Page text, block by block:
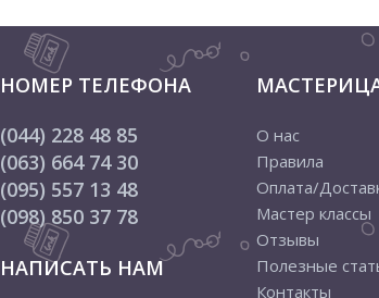
НОМЕР ТЕЛЕФОНА
(044) 228 48 85
(063) 664 74 30
(095) 557 13 48
(098) 850 37 78
НАПИСАТЬ НАМ
О нас
Правила
Оплата/
Мастер классы
Отзывы
Полезные
Контакты